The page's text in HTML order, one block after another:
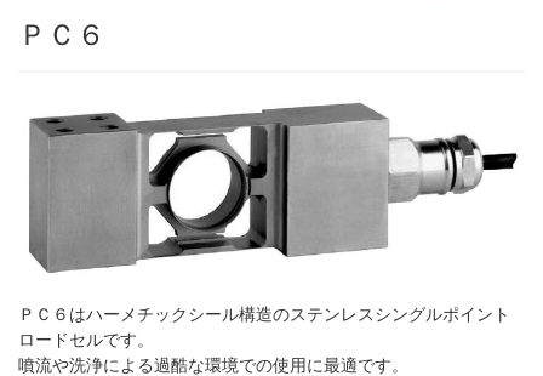
ＰＣ６
ＰＣ６はハーメチックシール構造のステンレスシングルポイント
ロードセルです。
噴流や洗浄による過酷な環境での使用に最適です。